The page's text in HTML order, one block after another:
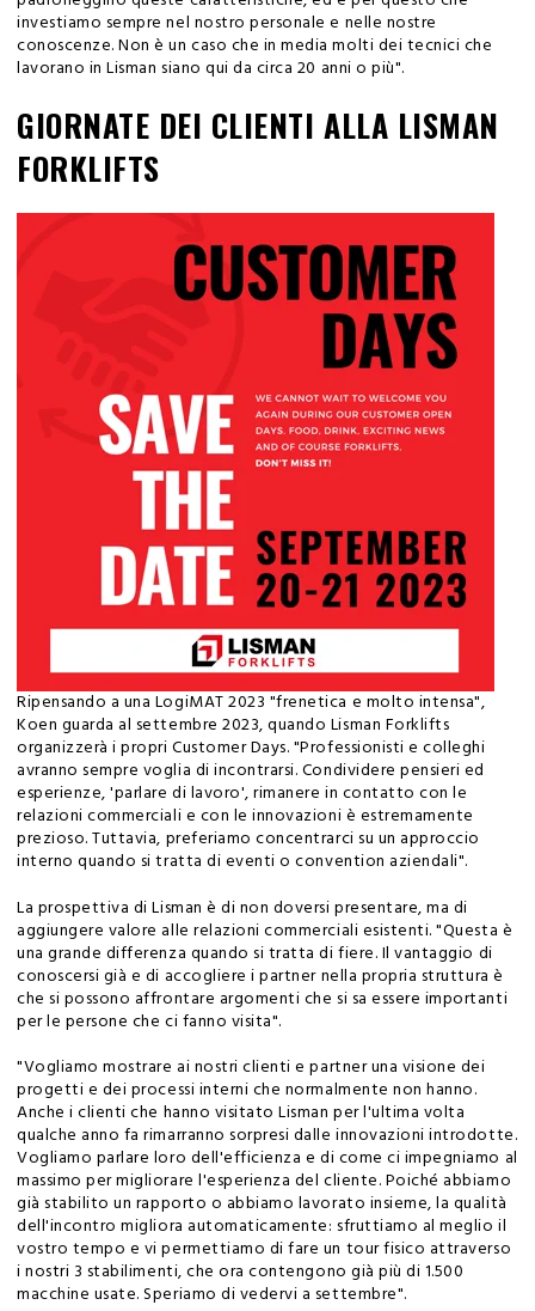
investiamo sempre nel nostro personale e nelle nostre
conoscenze. Non è un caso che in media molti dei tecnici che
lavorano in Lisman siano qui da circa 20 anni o più".
GIORNATE DEI CLIENTI ALLA LISMAN
FORKLIFTS
Ripensando a una LogiMAT 2023 "frenetica e molto intensa",
Koen guarda al settembre 2023, quando Lisman Forklifts
organizzerà i propri Customer Days. "Professionisti e colleghi
avranno sempre voglia di incontrarsi. Condividere pensieri ed
esperienze, 'parlare di lavoro', rimanere in contatto con le
relazioni commerciali e con le innovazioni è estremamente
prezioso. Tuttavia, preferiamo concentrarci su un approccio
interno quando si tratta di eventi o convention aziendali".
La prospettiva di Lisman è di non doversi presentare, ma di
aggiungere valore alle relazioni commerciali esistenti. "Questa è
una grande differenza quando si tratta di fiere. Il vantaggio di
conoscersi già e di accogliere i partner nella propria struttura è
che si possono affrontare argomenti che si sa essere importanti
per le persone che ci fanno visita".
"Vogliamo mostrare ai nostri clienti e partner una visione dei
progetti e dei processi interni che normalmente non hanno.
Anche i clienti che hanno visitato Lisman per l'ultima volta
qualche anno fa rimarranno sorpresi dalle innovazioni introdotte.
Vogliamo parlare loro dell'efficienza e di come ci impegniamo al
massimo per migliorare l'esperienza del cliente. Poiché abbiamo
già stabilito un rapporto o abbiamo lavorato insieme, la qualità
dell'incontro migliora automaticamente: sfruttiamo al meglio il
vostro tempo e vi permettiamo di fare un tour fisico attraverso
i nostri 3 stabilimenti, che ora contengono già più di 1.500
macchine usate. Speriamo di vedervi a settembre".